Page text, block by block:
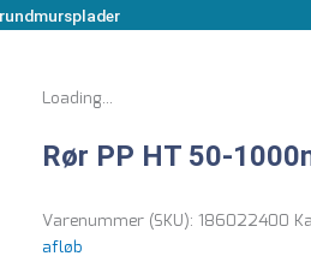
Loading...
Rør PP HT 50-
Varenummer (SKU): 186022400
afløb